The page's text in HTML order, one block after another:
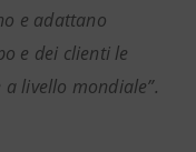
e adattano
e dei clienti le
livello mondiale”.